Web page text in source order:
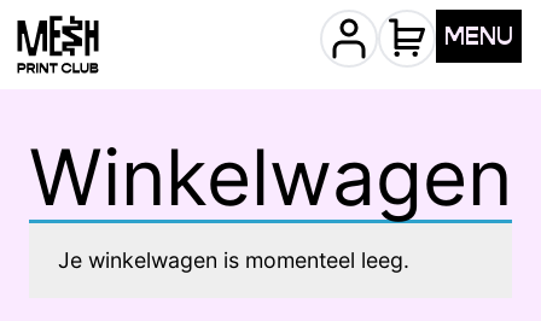
MENU
Winkelwagen
Je winkelwagen is momenteel leeg.